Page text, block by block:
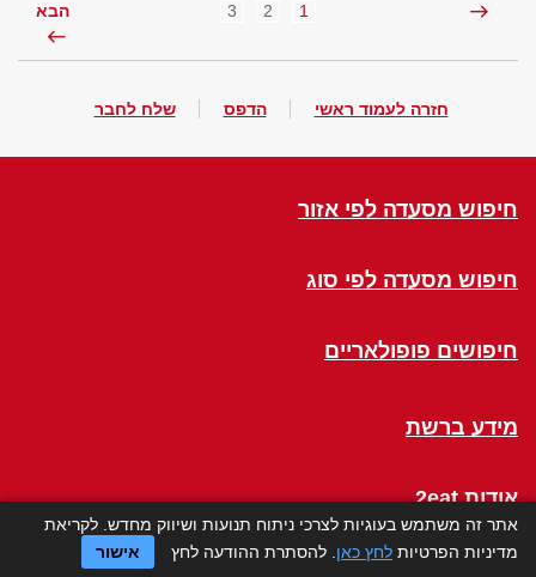
1
2
3 הבא
חזרה לעמוד ראשי הדפס שלח לחבר
חיפוש מסעדה לפי אזור
חיפוש מסעדה לפי סוג
חיפושים פופולאריים
מידע ברשת
אודות 2eat
Click a Table
אתר זה משתמש בעוגיות לצרכי ניתוח תנועות ושיווק מחדש. לקריאת
מדיניות הפרטיות לחץ כאן . להסתרת ההודעה לחץ אישור